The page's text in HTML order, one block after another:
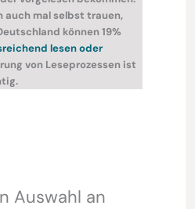
auch mal selbst trauen,
können 19%
lesen oder
von Leseprozessen ist
Auswahl an